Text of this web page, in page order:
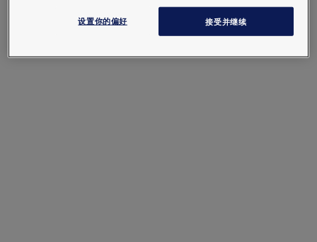
设置你的偏好 接受并继续